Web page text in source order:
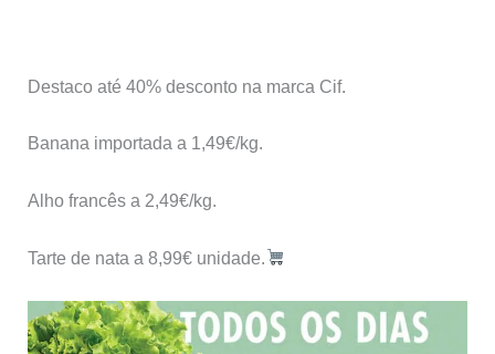
Destaco até 40% desconto na marca Cif.
Banana importada a 1,49€/kg.
Alho francês a 2,49€/kg.
Tarte de nata a 8,99€ unidade.